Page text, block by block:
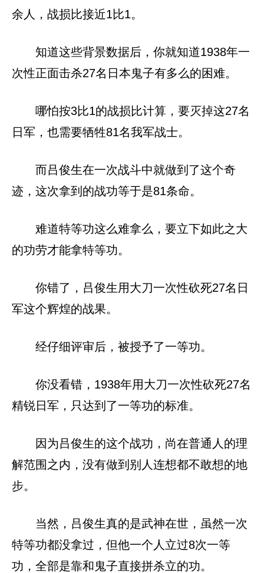
余人，战损比接近1比1。
知道这些背景数据后，你就知道1938年一
次性正面击杀27名日本鬼子有多么的困难。
哪怕按3比1的战损比计算，要灭掉这27名
日军，也需要牺牲81名我军战士。
而吕俊生在一次战斗中就做到了这个奇
迹，这次拿到的战功等于是81条命。
难道特等功这么难拿么，要立下如此之大
的功劳才能拿特等功。
你错了，吕俊生用大刀一次性砍死27名日
军这个辉煌的战果。
经仔细评审后，被授予了一等功。
你没看错，1938年用大刀一次性砍死27名
精锐日军，只达到了一等功的标准。
因为吕俊生的这个战功，尚在普通人的理
解范围之内，没有做到别人连想都不敢想的地
步。
当然，吕俊生真的是武神在世，虽然一次
特等功都没拿过，但他一个人立过8次一等
功，全部是靠和鬼子直接拼杀立的功。